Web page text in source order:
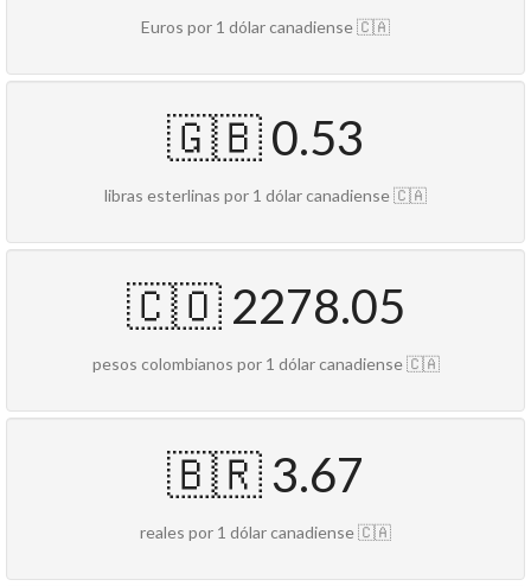
Euros por 1 dólar canadiense 🇨🇦
🇬🇧 0.53
libras esterlinas por 1 dólar canadiense 🇨🇦
🇨🇴 2278.05
pesos colombianos por 1 dólar canadiense 🇨🇦
🇧🇷 3.67
reales por 1 dólar canadiense 🇨🇦